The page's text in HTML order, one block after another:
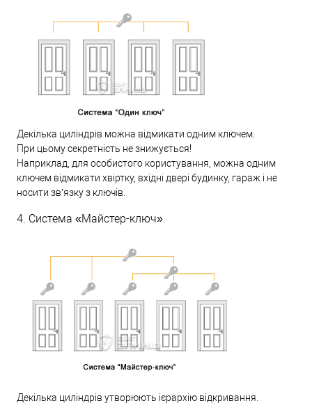
Декілька циліндрів можна відмикати одним ключем.
При цьому секретність не знижується!
Наприклад, для особистого користування, можна одним
ключем відмикати хвіртку, вхідні двері будинку, гараж і не
носити зв’язку з ключів.
4. Система «Майстер-ключ».
Декілька циліндрів утворюють ієрархію відкривання.